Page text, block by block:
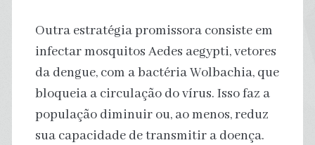
Outra estratégia promissora consiste em
infectar mosquitos Aedes aegypti, vetores
da dengue, com a bactéria Wolbachia, que
bloqueia a circulação do vírus. Isso faz a
população diminuir ou, ao menos, reduz
sua capacidade de transmitir a doença.